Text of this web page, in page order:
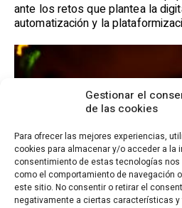
Gestionar el
de las cookies
Para ofrecer las mejores experiencias,
cookies para almacenar y/o acceder a la
consentimiento de estas tecnologías
como el comportamiento de navegación
este sitio. No consentir o retirar el
negativamente a ciertas características
ante los retos que plantea la
automatización y la